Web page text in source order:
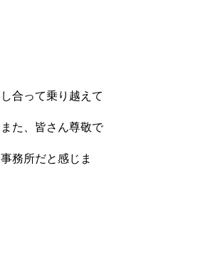
合って乗り越えて
た、皆さん尊敬で
務所だと感じま